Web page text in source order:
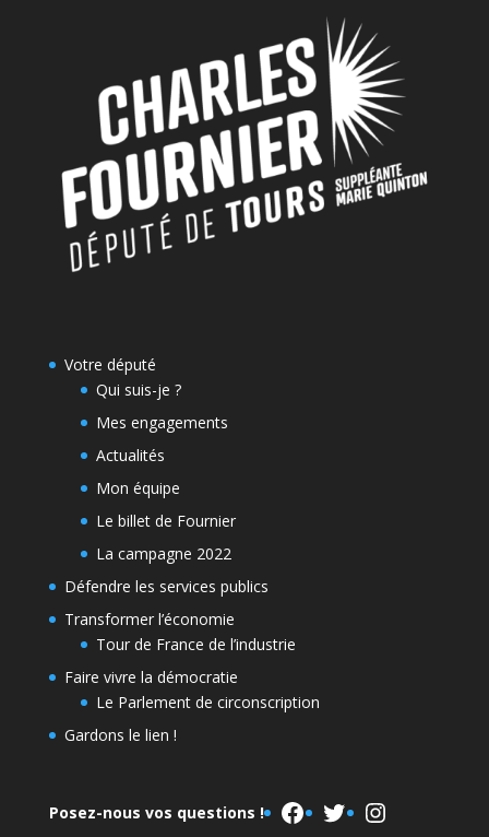
Votre député
Qui suis-je ?
Mes engagements
Actualités
Mon équipe
Le billet de Fournier
La campagne 2022
Défendre les services publics
Transformer l’économie
Tour de France de l’industrie
Faire vivre la démocratie
Le Parlement de circonscription
Gardons le lien !
Posez-nous vos questions ! Facebook
TwitterInstagram